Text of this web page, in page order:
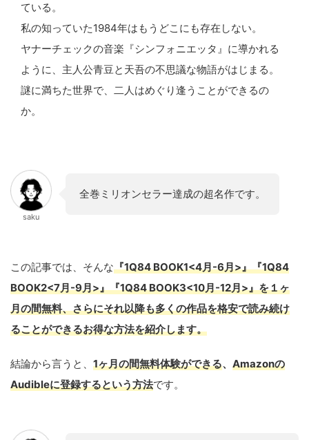
ている。
私の知っていた1984年はもうどこにも存在しない。
ヤナーチェックの音楽『シンフォニエッタ』に導かれる
ように、主人公青豆と天吾の不思議な物語がはじまる。
謎に満ちた世界で、二人はめぐり逢うことができるの
か。
saku
全巻ミリオンセラー達成の超名作です。
この記事では、そんな『1Q84BOOK1<4月-6月>』『1Q84
BOOK2<7月-9月>』『1Q84BOOK3<10月-12月>』を１ヶ
月の間無料、さらにそれ以降も多くの作品を格安で読み続け
ることができるお得な方法を紹介します。
結論から言うと、 1ヶ月の間無料体験ができる、 Amazonの
Audibleに登録するという方法です。